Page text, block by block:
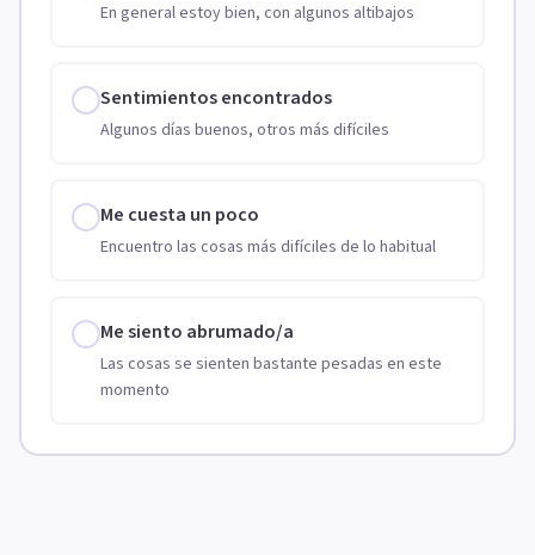
En general estoy bien, con algunos altibajos
Sentimientos encontrados
Algunos días buenos, otros más difíciles
Me cuesta un poco
Encuentro las cosas más difíciles de lo habitual
Me siento abrumado/a
Las cosas se sienten bastante pesadas en este
momento